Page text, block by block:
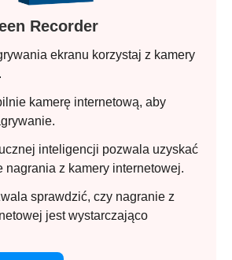
Recorder
ekranu korzystaj z kamery
kamerę internetową, aby
inteligencji pozwala uzyskać
nagrania z kamery internetowej.
sprawdzić, czy nagranie z
jest wystarczająco